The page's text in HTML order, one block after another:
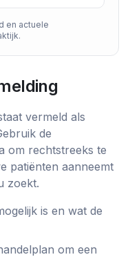
en actuele
vermeld als
de
om rechtstreeks te
patiënten aanneemt
zoekt.
is en wat de
om een